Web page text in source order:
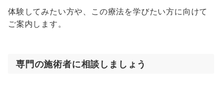
体験してみたい方や、この療法を学びたい方に向けて
ご案内します。
専門の施術者に相談しましょう